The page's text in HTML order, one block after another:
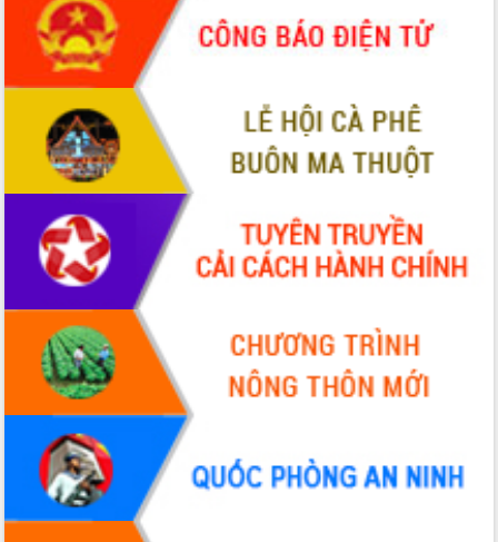
sầu riêng tại Đắk Lắk
Trình diễn nghệ thuật chế biến các
món ăn từ sầu riêng
Đắk Lắk công bố Quy hoạch và xúc
tiến đầu tư tỉnh
Ngành cá ngừ Đắk Lắk chủ động thích
ứng để giữ vững thị trường xuất khẩu
Diễn đàn Kinh tế tư nhân Việt Nam đột
phá cơ chế - Hợp tác công tư
Đề án 06 tạo bước ngoặt đột phá trong
cải cách hành chính tỉnh Đắk Lắk
Kết nối tour, đẩy mạnh chuyển đổi số
để phát triển du lịch Đắk Lắk
Khởi động Dự án Đầu tư xây dựng hạ
tầng kỹ thuật Cụm công nghiệp Tân
Tiến
Gặp mặt các cơ quan báo chí nhân Kỷ
niệm 101 năm Ngày Báo chí Cách
mạng Việt Nam
Đắk Lắk sơ kết 4 năm triển khai thực
hiện Đề án 06 của Chính phủ
Họp báo thông tin về Hội nghị Công bố